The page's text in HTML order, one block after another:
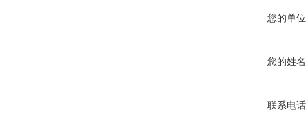
您的单位
您的姓名
联系电话